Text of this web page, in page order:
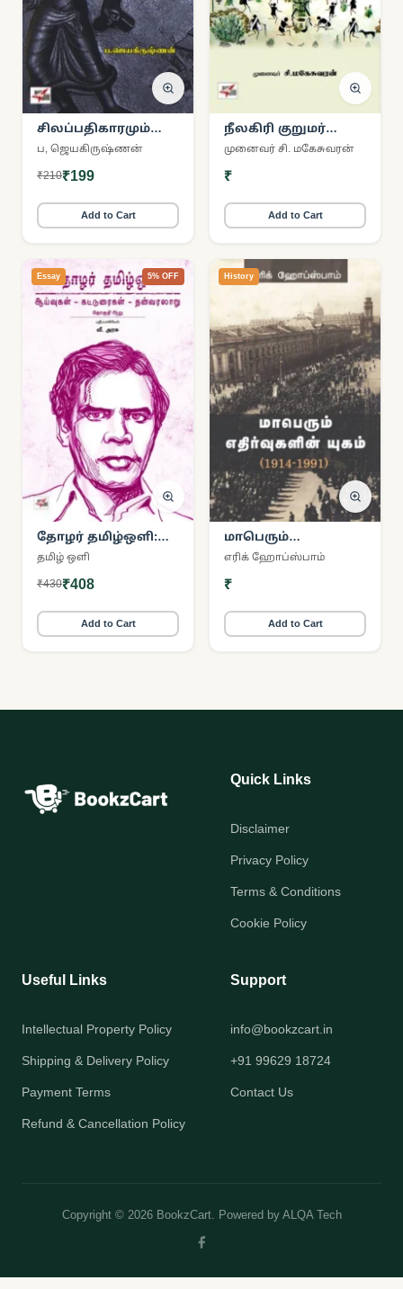
சிலப்பதிகாரமும்
கண்ணகி வழிபாடும்
ப, ஜெயகிருஷ்ணன்
₹210₹199
Add to Cart
நீலகிரி குறுமர்
பழங்குடி ஓவிய மரபு
முனைவர் சி. மகேசுவரன்
₹
Add to Cart
Essay 5% OFF
தோழர் தமிழ்ஒளி:
ஆய்வுகள் –
தன்வரலாறு
தமிழ் ஒளி
₹430₹408
Add to Cart
History
மாபெரும்
எதிர்வுகளின் யுகம்
எரிக் ஹோப்ஸ்பாம்
₹
Add to Cart
Quick Links
Disclaimer
Privacy Policy
Terms & Conditions
Cookie Policy
Useful Links
Intellectual Property Policy
Shipping & Delivery Policy
Payment Terms
Refund & Cancellation Policy
Support
info@bookzcart.in
+91 99629 18724
Contact Us
Copyright © 2026 BookzCart. Powered by ALQA Tech